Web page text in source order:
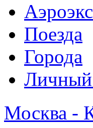
Поезда
Города
Личный
Москва -